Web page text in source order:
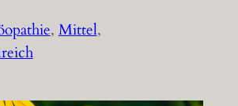
, Mittel